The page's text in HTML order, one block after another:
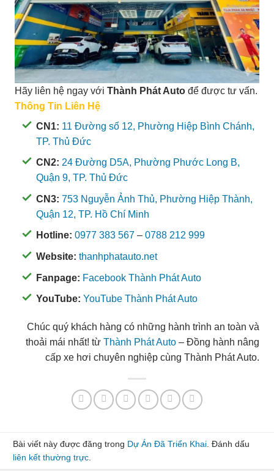
Hãy liên hệ ngay với Thành Phát Auto để được tư vấn.
Thông Tin Liên Hệ
CN1: 11 Đường số 12, Phường Hiệp Bình Chánh,
TP. Thủ Đức
CN2: 24 Đường D5A, Phường Phước Long B,
Quận 9, TP. Thủ Đức
CN3: 753 Nguyễn Ảnh Thủ, Phường Hiệp Thành,
Quận 12, TP. Hồ Chí Minh
Hotline: 0977 383 567 – 0788 212 999
Website: thanhphatauto.net
Fanpage: Facebook Thành Phát Auto
YouTube: YouTube Thành Phát Auto
Chúc quý khách hàng có những hành trình an toàn và
thoải mái nhất! từ Thành Phát Auto – Đồng hành nâng
cấp xe hơi chuyên nghiệp cùng Thành Phát Auto.
Bài viết này được đăng trong Dự Án Đã Triển Khai . Đánh dấu
liên kết thường trực